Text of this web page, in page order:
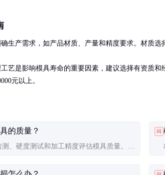
生产需求，如产品材质、产量和精度要求。材质选
艺是影响模具寿命的重要因素，建议选择有资质
元以上。
的质量？
测、硬度测试和加工精度评估模具质量。优
问